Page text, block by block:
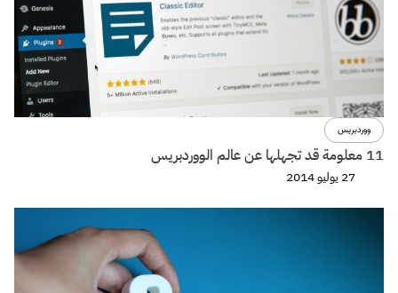
ووردبريس
11 معلومة قد تجهلها عن عالم الووردبريس
27 يوليو 2014